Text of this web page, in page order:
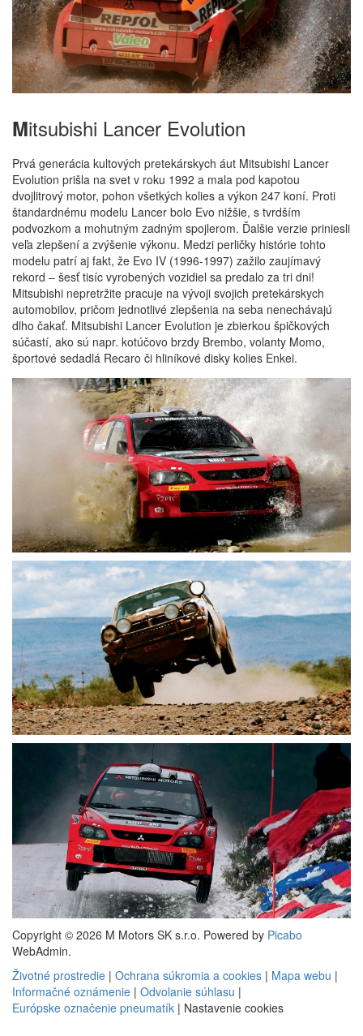
Mitsubishi Lancer Evolution
Prvá generácia kultových pretekárskych áut Mitsubishi Lancer
Evolution prišla na svet v roku 1992 a mala pod kapotou
dvojlitrový motor, pohon všetkých kolies a výkon 247 koní. Proti
štandardnému modelu Lancer bolo Evo nižšie, s tvrdším
podvozkom a mohutným zadným spojlerom. Ďalšie verzie priniesli
veľa zlepšení a zvýšenie výkonu. Medzi perličky histórie tohto
modelu patrí aj fakt, že Evo IV (1996-1997) zažilo zaujímavý
rekord – šesť tisíc vyrobených vozidiel sa predalo za tri dni!
Mitsubishi nepretržite pracuje na vývoji svojich pretekárskych
automobilov, pričom jednotlivé zlepšenia na seba nenechávajú
dlho čakať. Mitsubishi Lancer Evolution je zbierkou špičkových
súčastí, ako sú napr. kotúčovo brzdy Brembo, volanty Momo,
športové sedadlá Recaro či hliníkové disky kolies Enkei.
Copyright © 2026 M Motors SK s.r.o. Powered by Picabo
WebAdmin.
Životné prostredie | Ochrana súkromia a cookies | Mapa webu |
Informačné oznámenie | Odvolanie súhlasu |
Európske označenie pneumatík | Nastavenie cookies